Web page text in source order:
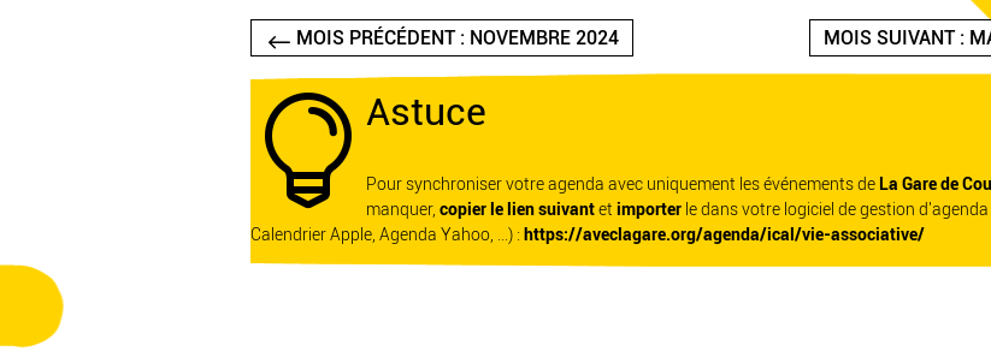
MOIS PRÉCÉDENT : NOVEMBRE 2024 MOIS SUIVANT :
 Astuce
Pour synchroniser votre agenda avec uniquement les événements de La Gare de
manquer, copier le lien suivantet importer le dans votre logiciel de gestion
Calendrier Apple, Agenda Yahoo, ...) : https://aveclagare.org/agenda/ical/vie-associative/